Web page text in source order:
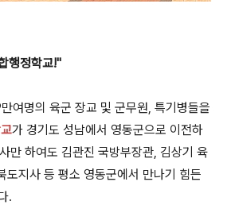
행정학교!"
여명의 육군 장교 및 군무원, 특기병들을
가 경기도 성남에서 영동군으로 이전하
만 하여도 김관진 국방부장관, 김상기 육
도지사 등 평소 영동군에서 만나기 힘든
.